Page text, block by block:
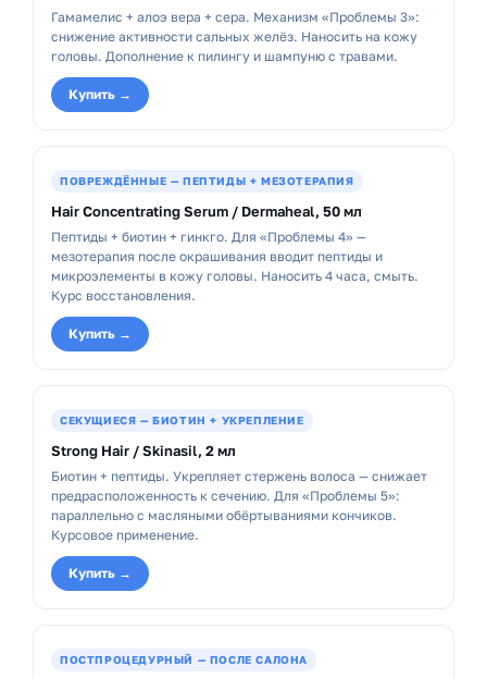
Гамамелис + алоэ вера + сера. Механизм «Проблемы 3»:
снижение активности сальных желёз. Наносить на кожу
головы. Дополнение к пилингу и шампуню с травами.
Купить →
ПОВРЕЖДЁННЫЕ — ПЕПТИДЫ + МЕЗОТЕРАПИЯ
Hair Concentrating Serum / Dermaheal, 50 мл
Пептиды + биотин + гинкго. Для «Проблемы 4» —
мезотерапия после окрашивания вводит пептиды и
микроэлементы в кожу головы. Наносить 4 часа, смыть.
Курс восстановления.
Купить →
СЕКУЩИЕСЯ — БИОТИН + УКРЕПЛЕНИЕ
Strong Hair / Skinasil, 2 мл
Биотин + пептиды. Укрепляет стержень волоса — снижает
предрасположенность к сечению. Для «Проблемы 5»:
параллельно с масляными обёртываниями кончиков.
Курсовое применение.
Купить →
ПОСТПРОЦЕДУРНЫЙ — ПОСЛЕ САЛОНА